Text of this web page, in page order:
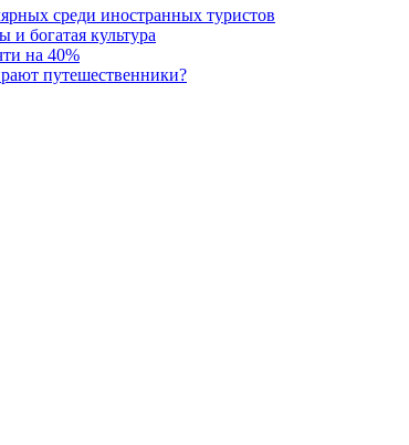
среди иностранных туристов
богатая культура
на 40%
путешественники?